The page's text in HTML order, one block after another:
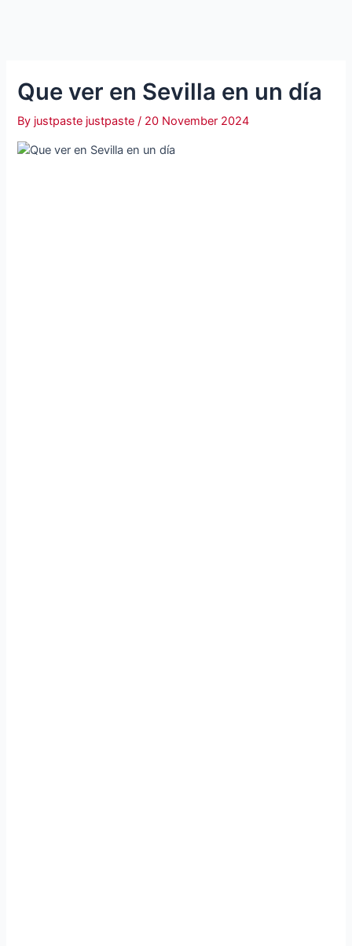
Que ver en Sevilla en un día
By justpaste justpaste/ 20 November 2024